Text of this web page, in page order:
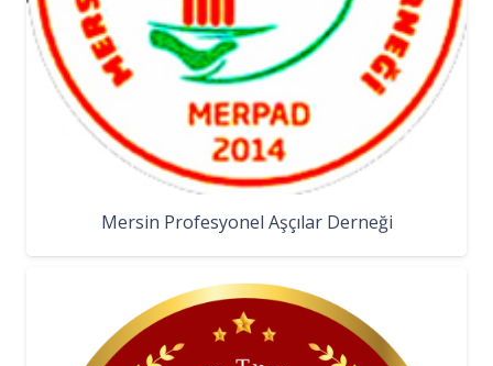
Mersin Profesyonel Aşçılar Derneği